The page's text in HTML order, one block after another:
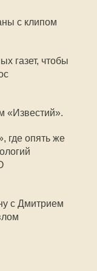
с клипом
газет, чтобы
«Известий».
где опять же
с Дмитрием